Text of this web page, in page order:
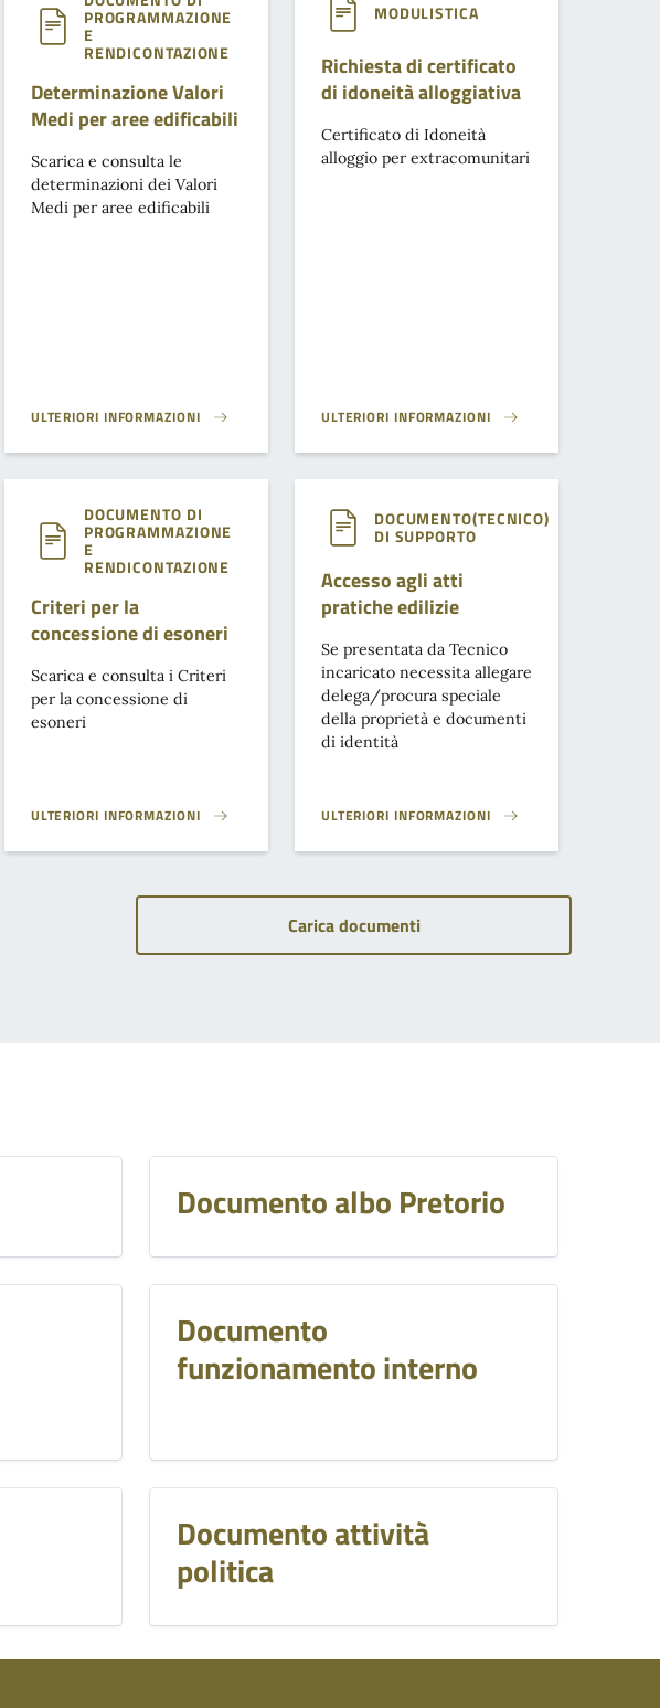
PROGRAMMAZIONE
E
RENDICONTAZIONE
Determinazione Valori
Medi per aree edificabili
Scarica e consulta le
determinazioni dei Valori
Medi per aree edificabili
ULTERIORI INFORMAZIONI
DETERMINAZIONE VALORI MEDI PER AREE EDIFICABILI}
MODULISTICA
Richiesta di certificato
di idoneità alloggiativa
Certificato di Idoneità
alloggio per extracomunitari
ULTERIORI INFORMAZIONI
RICHIESTA DI CERTIFICATO DI IDONEITÀ
DOCUMENTO DI
PROGRAMMAZIONE
E
RENDICONTAZIONE
Criteri per la
concessione di esoneri
Scarica e consulta i Criteri
per la concessione di
esoneri
ULTERIORI INFORMAZIONI
CRITERI PER LA CONCESSIONE DI ESONERI}
DOCUMENTO(TECNICO)
DI SUPPORTO
Accesso agli atti
pratiche edilizie
Se presentata da Tecnico
incaricato necessita allegare
delega/procura speciale
della proprietà e documenti
di identità
ULTERIORI INFORMAZIONI
ACCESSO AGLI ATTI PRATICHE EDILIZIE}
Carica documenti
Documento albo Pretorio
Documento
funzionamento interno
Documento attività
politica